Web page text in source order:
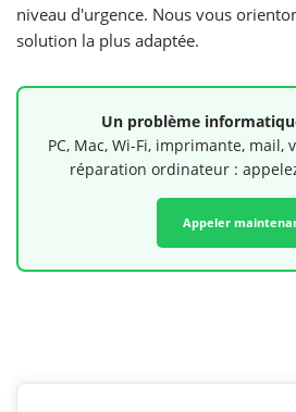
niveau d'urgence. Nous vous
solution la plus adaptée.
Un problème
PC, Mac, Wi-Fi, imprimante, mail,
réparation ordinateur :
Appeler